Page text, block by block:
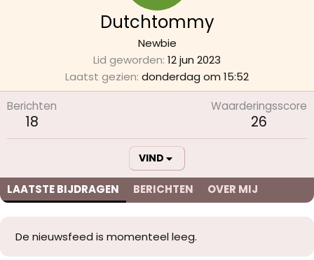
Dutchtommy
Newbie
Lid geworden 12 jun 2023
Laatst gezien donderdag om 15:52
Berichten
18
Waarderingsscore
26
VIND
LAATSTE BIJDRAGEN BERICHTEN OVER MIJ
De nieuwsfeed is momenteel leeg.